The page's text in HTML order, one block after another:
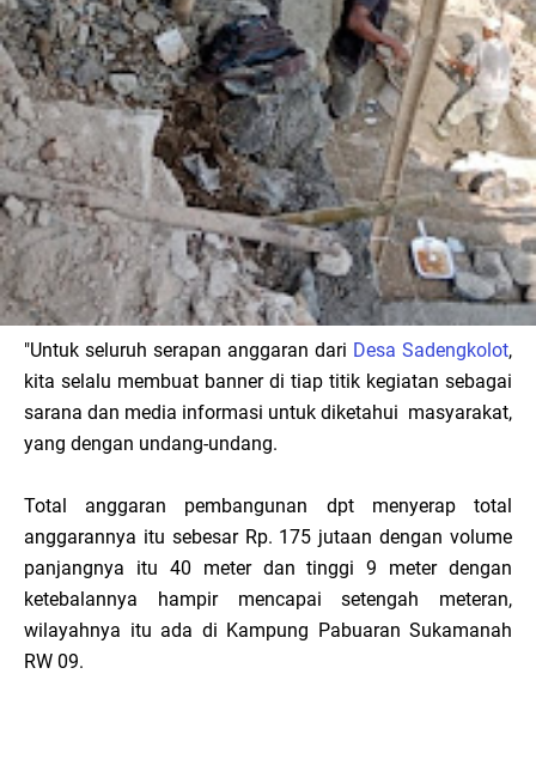
"Untuk seluruh serapan anggaran dari Desa Sadengkolot,
kita selalu membuat banner di tiap titik kegiatan sebagai
sarana dan media informasi untuk diketahui masyarakat,
yang dengan undang-undang.
Total anggaran pembangunan dpt menyerap total
anggarannya itu sebesar Rp. 175 jutaan dengan volume
panjangnya itu 40 meter dan tinggi 9 meter dengan
ketebalannya hampir mencapai setengah meteran,
wilayahnya itu ada di Kampung Pabuaran Sukamanah
RW 09.